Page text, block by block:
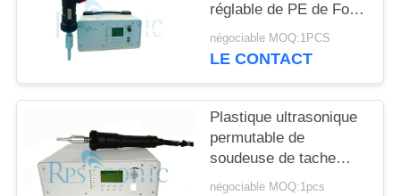
CONFIDENTIALITÉréglable de PE de For
pp de soudeuse de
600w 35Khz
négociable MOQ:1PCS
LE CONTACT
Plastique ultrasonique
permutable de
soudeuse de tache
rivetant la soudeuse
négociable MOQ:1pcs